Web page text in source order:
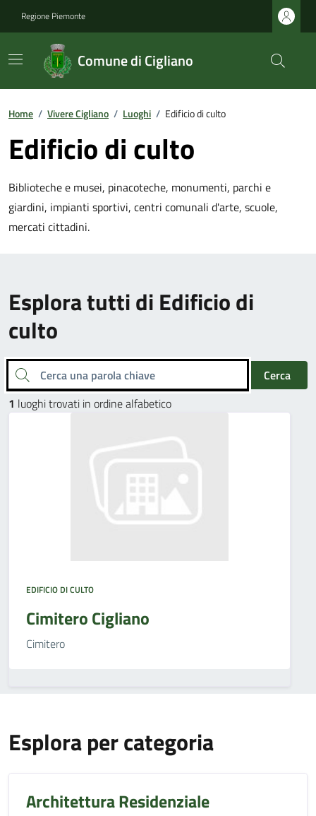
Regione Piemonte
Comune di Cigliano
Home / Vivere Cigliano / Luoghi / Edificio di culto
Edificio di culto
Biblioteche e musei, pinacoteche, monumenti, parchi e
giardini, impianti sportivi, centri comunali d'arte, scuole,
mercati cittadini.
Esplora tutti di Edificio di
culto
Cerca una parola chiave
Cerca
1 luoghi trovati in ordine alfabetico
EDIFICIO DI CULTO
Cimitero Cigliano
Cimitero
Esplora per categoria
Architettura Residenziale